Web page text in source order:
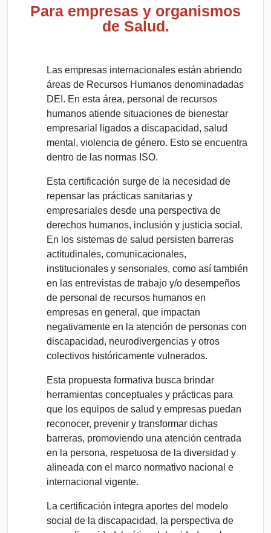
Para empresas y organismos
de Salud.
Las empresas internacionales están abriendo
áreas de Recursos Humanos denominadadas
DEI. En esta área, personal de recursos
humanos atiende situaciones de bienestar
empresarial ligados a discapacidad, salud
mental, violencia de género. Esto se encuentra
dentro de las normas ISO.
Esta certificación surge de la necesidad de
repensar las prácticas sanitarias y
empresariales desde una perspectiva de
derechos humanos, inclusión y justicia social.
En los sistemas de salud persisten barreras
actitudinales, comunicacionales,
institucionales y sensoriales, como así también
en las entrevistas de trabajo y/o desempeños
de personal de recursos humanos en
empresas en general, que impactan
negativamente en la atención de personas con
discapacidad, neurodivergencias y otros
colectivos históricamente vulnerados.
Esta propuesta formativa busca brindar
herramientas conceptuales y prácticas para
que los equipos de salud y empresas puedan
reconocer, prevenir y transformar dichas
barreras, promoviendo una atención centrada
en la persona, respetuosa de la diversidad y
alineada con el marco normativo nacional e
internacional vigente.
La certificación integra aportes del modelo
social de la discapacidad, la perspectiva de